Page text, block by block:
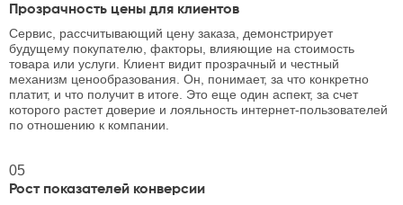
Прозрачность цены для клиентов
Сервис, рассчитывающий цену заказа, демонстрирует
будущему покупателю, факторы, влияющие на стоимость
товара или услуги. Клиент видит прозрачный и честный
механизм ценообразования. Он, понимает, за что конкретно
платит, и что получит в итоге. Это еще один аспект, за счет
которого растет доверие и лояльность интернет-пользователей
по отношению к компании.
05
Рост показателей конверсии